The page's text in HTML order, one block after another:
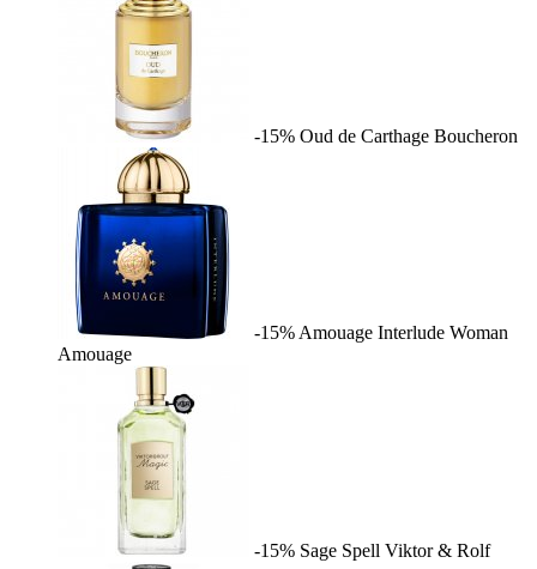
-15% Oud de Carthage Boucheron
-15% Amouage Interlude Woman
Amouage
-15% Sage Spell Viktor & Rolf